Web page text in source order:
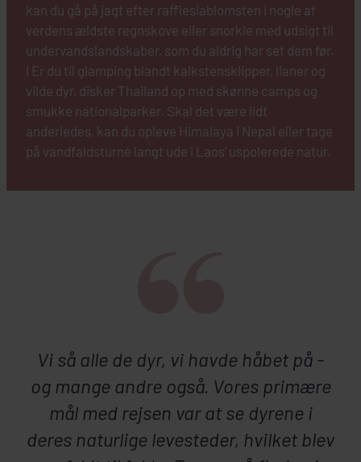
kan du gå på jagt efter rafflesiablomsten i nogle af
verdens ældste regnskove eller snorkle med udsigt til
undervandslandskaber, som du aldrig har set dem før.
I Er du til glamping blandt kalkstensklipper, lianer og
vilde dyr, disker Thailand op med skønne camps og
smukke nationalparker. Skal det være lidt
anderledes, kan du opleve Himalaya i Nepal eller tage
på vandfaldsturné langt ude i Laos’ uspolerede natur.
Vi så alle de dyr, vi havde håbet på -
og mange andre også. Vores primære
mål med rejsen var at se dyrene i
deres naturlige levesteder, hvilket blev